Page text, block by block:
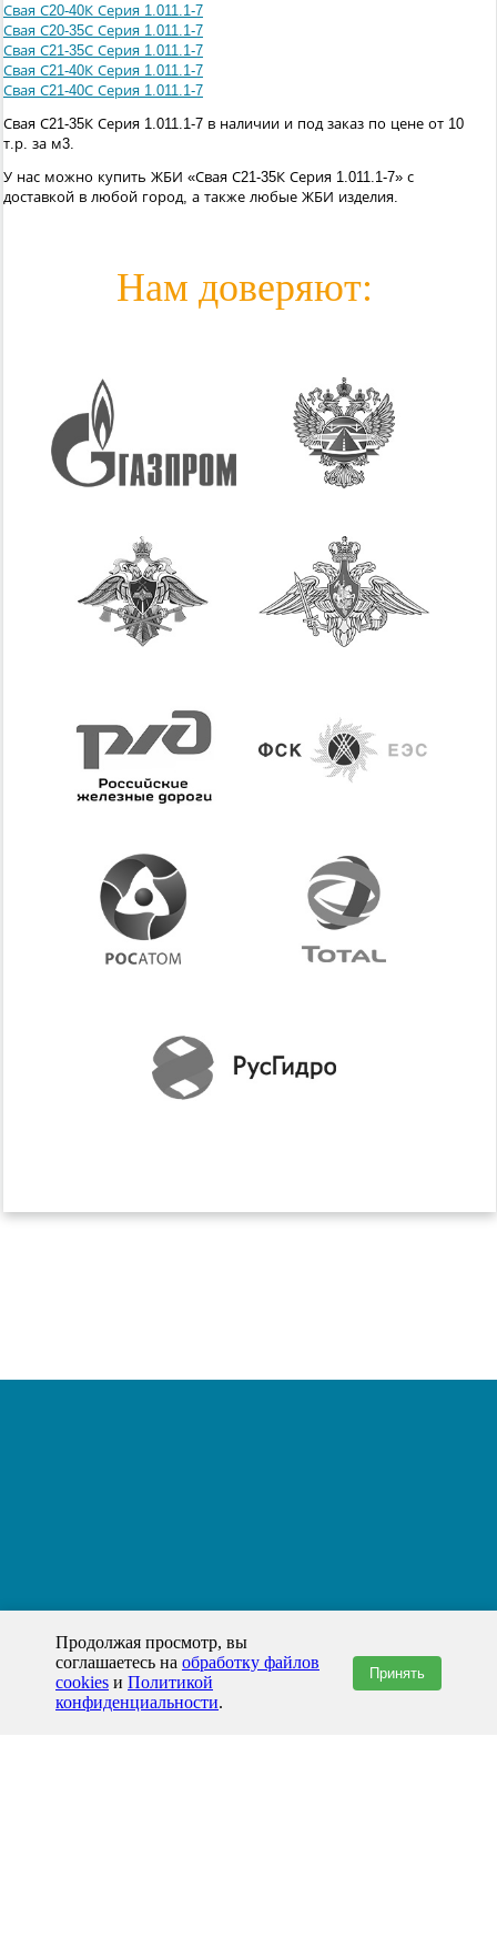
Свая С20-40К Серия 1.011.1-7
Свая С20-35С Серия 1.011.1-7
Свая С21-35С Серия 1.011.1-7
Свая С21-40К Серия 1.011.1-7
Свая С21-40С Серия 1.011.1-7
Свая С21-35К Серия 1.011.1-7 в наличии и под заказ по цене от 10
т.р. за м3.
У нас можно купить ЖБИ «Свая С21-35К Серия 1.011.1-7» с
доставкой в любой город, а также любые ЖБИ изделия.
Нам доверяют:
Продолжая просмотр, вы
соглашаетесь на обработку файлов
cookies и Политикой
конфиденциальности.
Принять